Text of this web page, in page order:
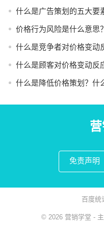
什么是广告策划的五大要
价格行为风险是什么意思
什么是竞争者对价格变动
什么是顾客对价格变动反
什么是降低价格策划？什
免责声明
百度统
© 2026 营销学堂 -